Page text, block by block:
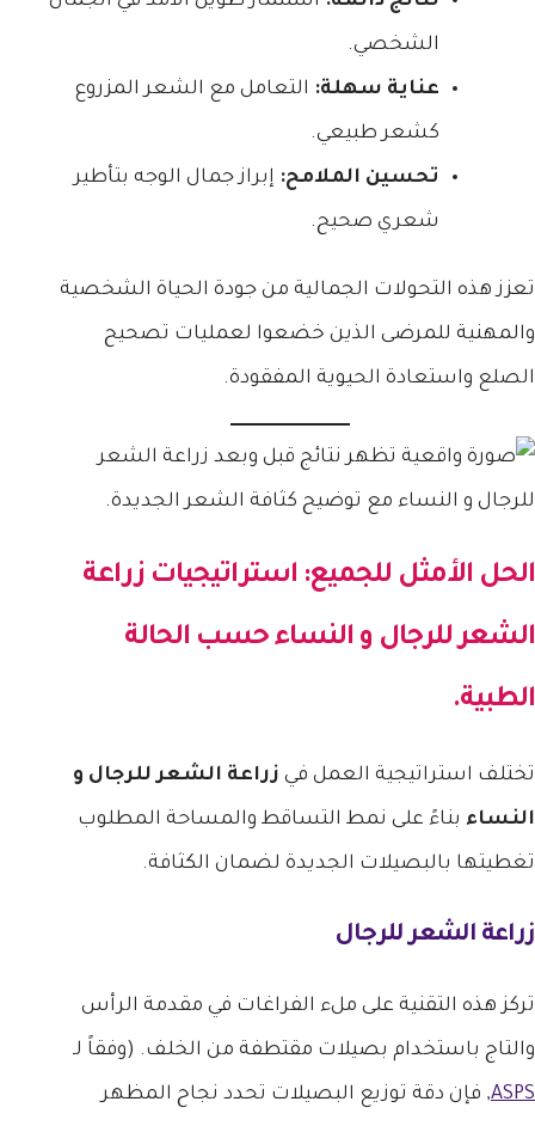
الشخصي.
عناية سهلة: التعامل مع الشعر المزروع
كشعر طبيعي.
تحسين الملامح: إبراز جمال الوجه بتأطير
شعري صحيح.
تعزز هذه التحولات الجمالية من جودة الحياة الشخصية
والمهنية للمرضى الذين خضعوا لعمليات تصحيح
الصلع واستعادة الحيوية المفقودة.
الحل الأمثل للجميع: استراتيجيات زراعة
الشعر للرجال و النساء حسب الحالة
الطبية.
تختلف استراتيجية العمل في زراعة الشعر للرجال و
النساء بناءً على نمط التساقط والمساحة المطلوب
تغطيتها بالبصيلات الجديدة لضمان الكثافة.
زراعة الشعر للرجال
تركز هذه التقنية على ملء الفراغات في مقدمة الرأس
والتاج باستخدام بصيلات مقتطفة من الخلف. (وفقاً لـ
ASPS, فإن دقة توزيع البصيلات تحدد نجاح المظهر